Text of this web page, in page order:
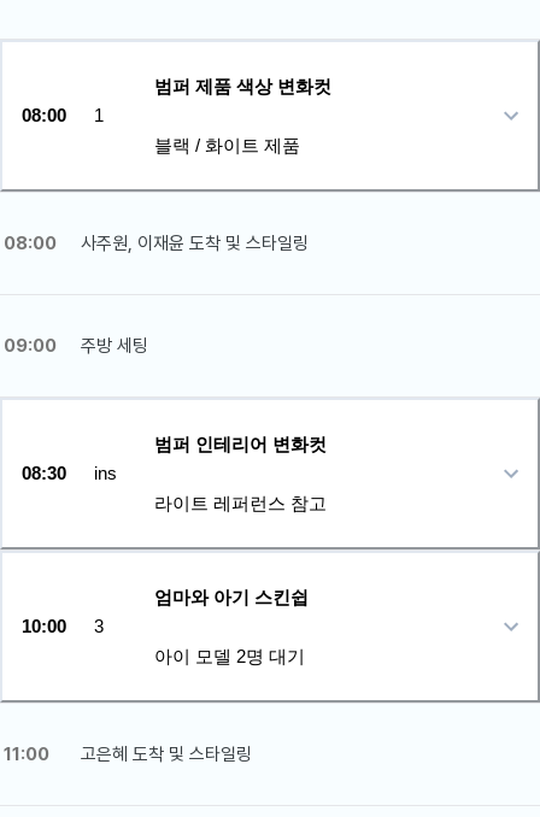
08:00 1
범퍼 제품 색상 변화컷
블랙 / 화이트 제품
08:00 사주원, 이재윤 도착 및 스타일링
09:00 주방 세팅
08:30 ins
범퍼 인테리어 변화컷
라이트 레퍼런스 참고
10:00 3
엄마와 아기 스킨쉽
아이 모델 2명 대기
11:00 고은혜 도착 및 스타일링